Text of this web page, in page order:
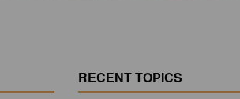
RECENT TOPICS